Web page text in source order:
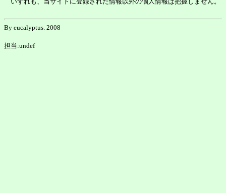
By eucalyptus. 2008
担当:undef